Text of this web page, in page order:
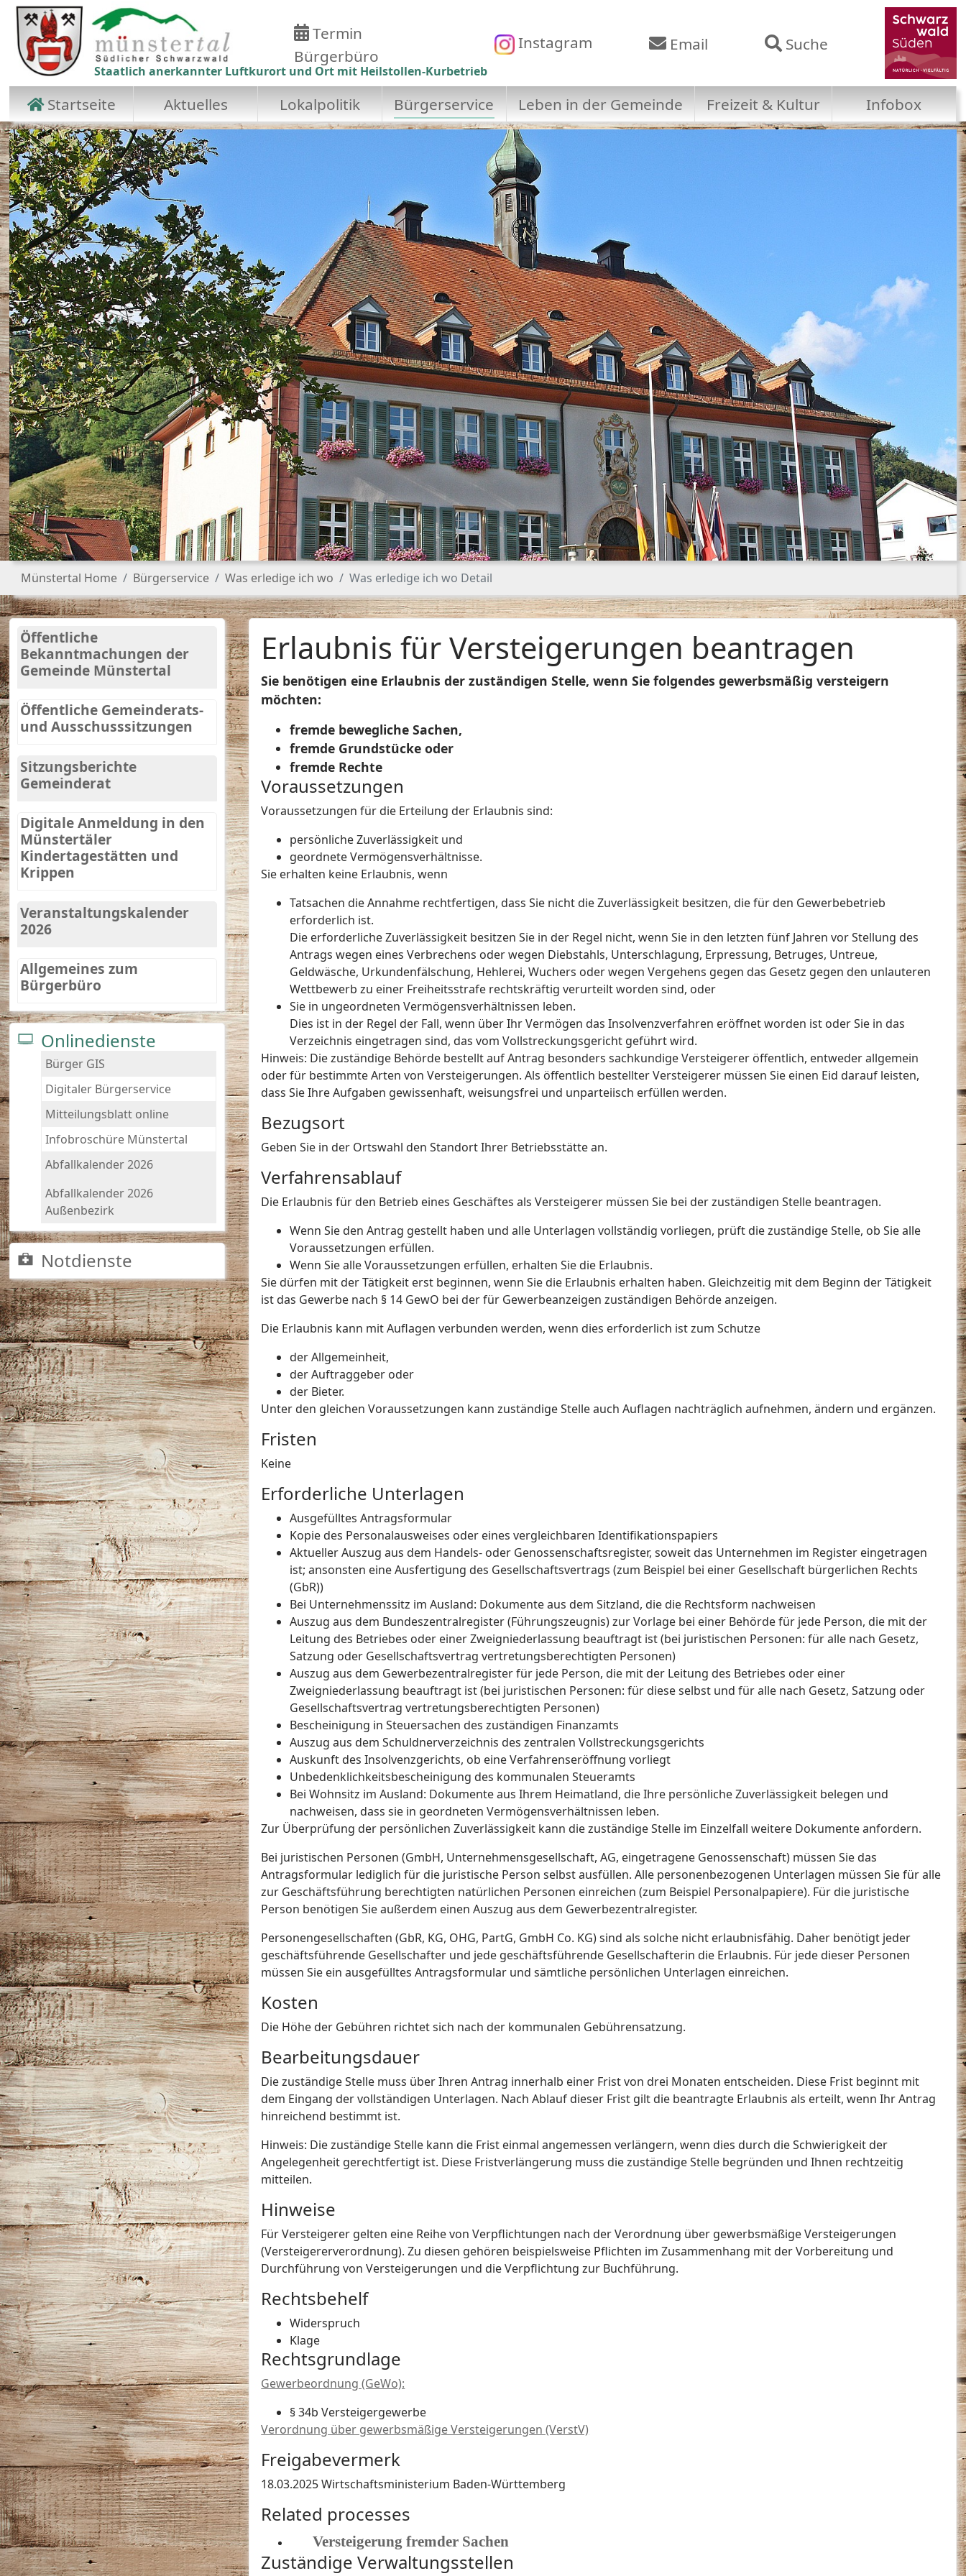
Zum Hauptinhalt springen
Staatlich anerkannter Luftkurort und Ort mit Heilstollen-Kurbetrieb
Termin
Bürgerbüro
Instagram Email Suche
Startseite Aktuelles Lokalpolitik Bürgerservice Leben in der Gemeinde Freizeit & Kultur Infobox
Sie sind hier:
Münstertal Home Bürgerservice Was erledige ich wo Was erledige ich wo Detail
Erlaubnis für Versteigerungen beantragen
Sie benötigen eine Erlaubnis der zuständigen Stelle, wenn Sie folgendes gewerbsmäßig versteigern
möchten:
fremde bewegliche Sachen,
fremde Grundstücke oder
fremde Rechte
Voraussetzungen
Voraussetzungen für die Erteilung der Erlaubnis sind:
persönliche Zuverlässigkeit und
geordnete Vermögensverhältnisse.
Sie erhalten keine Erlaubnis, wenn
Tatsachen die Annahme rechtfertigen, dass Sie nicht die Zuverlässigkeit besitzen, die für den Gewerbebetrieb
erforderlich ist.
Die erforderliche Zuverlässigkeit besitzen Sie in der Regel nicht, wenn Sie in den letzten fünf Jahren vor Stellung des
Antrags wegen eines Verbrechens oder wegen Diebstahls, Unterschlagung, Erpressung, Betruges, Untreue,
Geldwäsche, Urkundenfälschung, Hehlerei, Wuchers oder wegen Vergehens gegen das Gesetz gegen den unlauteren
Wettbewerb zu einer Freiheitsstrafe rechtskräftig verurteilt worden sind, oder
Sie in ungeordneten Vermögensverhältnissen leben.
Dies ist in der Regel der Fall, wenn über Ihr Vermögen das Insolvenzverfahren eröffnet worden ist oder Sie in das
Verzeichnis eingetragen sind, das vom Vollstreckungsgericht geführt wird.
Hinweis: Die zuständige Behörde bestellt auf Antrag besonders sachkundige Versteigerer öffentlich, entweder allgemein
oder für bestimmte Arten von Versteigerungen. Als öffentlich bestellter Versteigerer müssen Sie einen Eid darauf leisten,
dass Sie Ihre Aufgaben gewissenhaft, weisungsfrei und unparteiisch erfüllen werden.
Bezugsort
Geben Sie in der Ortswahl den Standort Ihrer Betriebsstätte an.
Verfahrensablauf
Die Erlaubnis für den Betrieb eines Geschäftes als Versteigerer müssen Sie bei der zuständigen Stelle beantragen.
Wenn Sie den Antrag gestellt haben und alle Unterlagen vollständig vorliegen, prüft die zuständige Stelle, ob Sie alle
Voraussetzungen erfüllen.
Wenn Sie alle Voraussetzungen erfüllen, erhalten Sie die Erlaubnis.
Sie dürfen mit der Tätigkeit erst beginnen, wenn Sie die Erlaubnis erhalten haben. Gleichzeitig mit dem Beginn der Tätigkeit
ist das Gewerbe nach § 14 GewO bei der für Gewerbeanzeigen zuständigen Behörde anzeigen.
Die Erlaubnis kann mit Auflagen verbunden werden, wenn dies erforderlich ist zum Schutze
der Allgemeinheit,
der Auftraggeber oder
der Bieter.
Unter den gleichen Voraussetzungen kann zuständige Stelle auch Auflagen nachträglich aufnehmen, ändern und ergänzen.
Fristen
Keine
Erforderliche Unterlagen
Ausgefülltes Antragsformular
Kopie des Personalausweises oder eines vergleichbaren Identifikationspapiers
Aktueller Auszug aus dem Handels- oder Genossenschaftsregister, soweit das Unternehmen im Register eingetragen
ist; ansonsten eine Ausfertigung des Gesellschaftsvertrags (zum Beispiel bei einer Gesellschaft bürgerlichen Rechts
(GbR))
Bei Unternehmenssitz im Ausland: Dokumente aus dem Sitzland, die die Rechtsform nachweisen
Auszug aus dem Bundeszentralregister (Führungszeugnis) zur Vorlage bei einer Behörde für jede Person, die mit der
Leitung des Betriebes oder einer Zweigniederlassung beauftragt ist (bei juristischen Personen: für alle nach Gesetz,
Satzung oder Gesellschaftsvertrag vertretungsberechtigten Personen)
Auszug aus dem Gewerbezentralregister für jede Person, die mit der Leitung des Betriebes oder einer
Zweigniederlassung beauftragt ist (bei juristischen Personen: für diese selbst und für alle nach Gesetz, Satzung oder
Gesellschaftsvertrag vertretungsberechtigten Personen)
Bescheinigung in Steuersachen des zuständigen Finanzamts
Auszug aus dem Schuldnerverzeichnis des zentralen Vollstreckungsgerichts
Auskunft des Insolvenzgerichts, ob eine Verfahrenseröffnung vorliegt
Unbedenklichkeitsbescheinigung des kommunalen Steueramts
Bei Wohnsitz im Ausland: Dokumente aus Ihrem Heimatland, die Ihre persönliche Zuverlässigkeit belegen und
nachweisen, dass sie in geordneten Vermögensverhältnissen leben.
Zur Überprüfung der persönlichen Zuverlässigkeit kann die zuständige Stelle im Einzelfall weitere Dokumente anfordern.
Bei juristischen Personen (GmbH, Unternehmensgesellschaft, AG, eingetragene Genossenschaft) müssen Sie das
Antragsformular lediglich für die juristische Person selbst ausfüllen. Alle personenbezogenen Unterlagen müssen Sie für alle
zur Geschäftsführung berechtigten natürlichen Personen einreichen (zum Beispiel Personalpapiere). Für die juristische
Person benötigen Sie außerdem einen Auszug aus dem Gewerbezentralregister.
Personengesellschaften (GbR, KG, OHG, PartG, GmbH Co. KG) sind als solche nicht erlaubnisfähig. Daher benötigt jeder
geschäftsführende Gesellschafter und jede geschäftsführende Gesellschafterin die Erlaubnis. Für jede dieser Personen
müssen Sie ein ausgefülltes Antragsformular und sämtliche persönlichen Unterlagen einreichen.
Kosten
Die Höhe der Gebühren richtet sich nach der kommunalen Gebührensatzung.
Bearbeitungsdauer
Die zuständige Stelle muss über Ihren Antrag innerhalb einer Frist von drei Monaten entscheiden. Diese Frist beginnt mit
dem Eingang der vollständigen Unterlagen. Nach Ablauf dieser Frist gilt die beantragte Erlaubnis als erteilt, wenn Ihr Antrag
hinreichend bestimmt ist.
Hinweis: Die zuständige Stelle kann die Frist einmal angemessen verlängern, wenn dies durch die Schwierigkeit der
Angelegenheit gerechtfertigt ist. Diese Fristverlängerung muss die zuständige Stelle begründen und Ihnen rechtzeitig
mitteilen.
Hinweise
Für Versteigerer gelten eine Reihe von Verpflichtungen nach der Verordnung über gewerbsmäßige Versteigerungen
(Versteigererverordnung). Zu diesen gehören beispielsweise Pflichten im Zusammenhang mit der Vorbereitung und
Durchführung von Versteigerungen und die Verpflichtung zur Buchführung.
Rechtsbehelf
Widerspruch
Klage
Rechtsgrundlage
Gewerbeordnung (GeWo):
§ 34b Versteigergewerbe
Verordnung über gewerbsmäßige Versteigerungen (VerstV)
Freigabevermerk
18.03.2025 Wirtschaftsministerium Baden-Württemberg
Related processes
Versteigerung fremder Sachen
Zuständige Verwaltungsstellen
Öffentliche
Bekanntmachungen der
Gemeinde Münstertal
Öffentliche Gemeinderats-
und Ausschusssitzungen
Sitzungsberichte
Gemeinderat
Digitale Anmeldung in den
Münstertäler
Kindertagestätten und
Krippen
Veranstaltungskalender
2026
Allgemeines zum
Bürgerbüro
Onlinedienste
Bürger GIS
Digitaler Bürgerservice
Mitteilungsblatt online
Infobroschüre Münstertal
Abfallkalender 2026
Abfallkalender 2026
Außenbezirk
Notdienste